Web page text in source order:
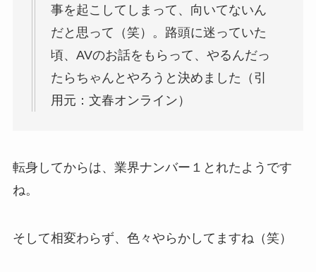
事を起こしてしまって、向いてないん
だと思って（笑）。路頭に迷っていた
頃、AVのお話をもらって、やるんだっ
たらちゃんとやろうと決めました（引
用元：文春オンライン）
転身してからは、業界ナンバー１とれたようです
ね。
そして相変わらず、色々やらかしてますね（笑）